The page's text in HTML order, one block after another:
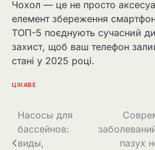
Чохол — це не просто
елемент збереження
ТОП-5 поєднують сучасний
захист, щоб ваш телефон
стані у 2025 році.
ЦІКАВЕ
Навігація
записів
Насосы для
бассейнов:
виды,
пазух